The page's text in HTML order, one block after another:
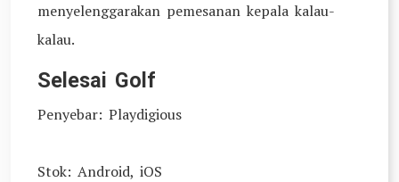
menyelenggarakan pemesanan kepala kalau-
kalau.
Selesai Golf
Penyebar: Playdigious
Stok: Android, iOS